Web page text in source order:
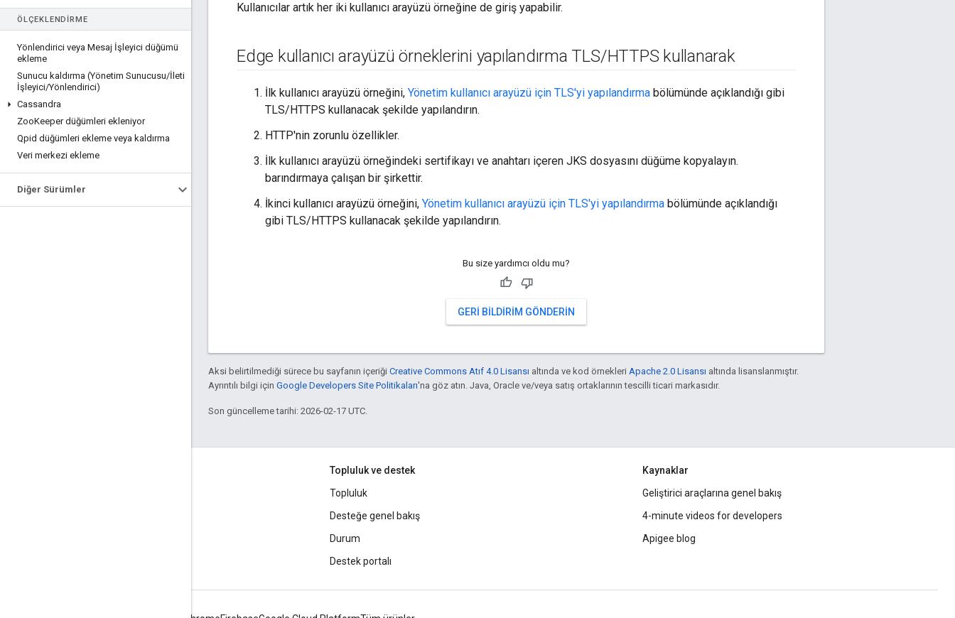
ÖLÇEKLENDIRME
Yönlendirici veya Mesaj İşleyici düğümü
ekleme
Sunucu kaldırma (Yönetim Sunucusu/İleti
İşleyici/Yönlendirici)
Cassandra
ZooKeeper düğümleri ekleniyor
Qpid düğümleri ekleme veya kaldırma
Veri merkezi ekleme
Diğer Sürümler
Kullanıcılar artık her iki kullanıcı arayüzü örneğine de giriş yapabilir.
Edge kullanıcı arayüzü örneklerini yapılandırma TLS/HTTPS kullanarak
İlk kullanıcı arayüzü örneğini, Yönetim kullanıcı arayüzü için TLS'yi yapılandırma bölümünde açıklandığı gibi
TLS/HTTPS kullanacak şekilde yapılandırın.
HTTP'nin zorunlu özellikler.
İlk kullanıcı arayüzü örneğindeki sertifikayı ve anahtarı içeren JKS dosyasını düğüme kopyalayın.
barındırmaya çalışan bir şirkettir.
İkinci kullanıcı arayüzü örneğini, Yönetim kullanıcı arayüzü için TLS'yi yapılandırma bölümünde açıklandığı
gibi TLS/HTTPS kullanacak şekilde yapılandırın.
Bu size yardımcı oldu mu?
GERI BILDIRIM GÖNDERIN
Aksi belirtilmediği sürece bu sayfanın içeriği Creative Commons Atıf 4.0 Lisansı altında ve kod örnekleri Apache 2.0 Lisansı altında lisanslanmıştır.
Ayrıntılı bilgi için Google Developers Site Politikaları'na göz atın. Java, Oracle ve/veya satış ortaklarının tescilli ticari markasıdır.
Son güncelleme tarihi: 2026-02-17 UTC.
Topluluk ve destek
Topluluk
Desteğe genel bakış
Durum
Destek portalı
Kaynaklar
Geliştirici araçlarına genel bakış
4-minute videos for developers
Apigee blog